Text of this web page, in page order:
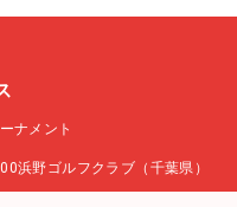
ナメント
浜野ゴルフクラブ（千葉県）